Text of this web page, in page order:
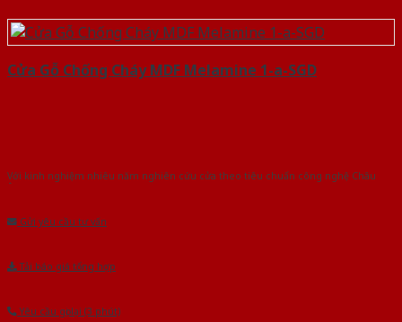
Cửa Gỗ Chống Cháy MDF Melamine 1-a-SGD
Với kinh nghiệm nhiêu năm nghiên cứu cửa theo tiêu chuẩn công nghệ Châu
Gửi yêu cầu tư vấn
Tải báo giá tổng hợp
Yêu cầu gọi lại (3 phút)